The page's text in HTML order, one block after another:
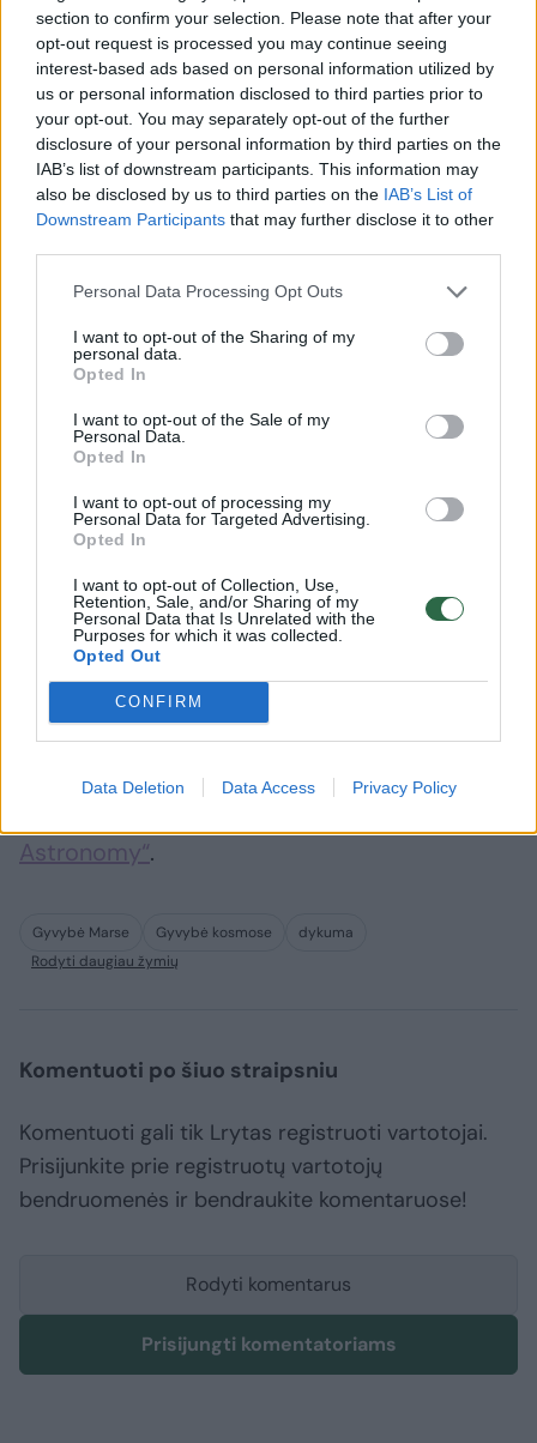
section to confirm your selection. Please note that after your
opt-out request is processed you may continue seeing
interest-based ads based on personal information utilized by
us or personal information disclosed to third parties prior to
your opt-out. You may separately opt-out of the further
disclosure of your personal information by third parties on the
IAB’s list of downstream participants. This information may
also be disclosed by us to third parties on the IAB’s List of
Downstream Participants that may further disclose it to other
Personal Data Processing Opt Outs
I want to opt-out of the Sharing of my
personal data.
Opted In
I want to opt-out of the Sale of my
Personal Data.
Opted In
I want to opt-out of processing my
Personal Data for Targeted Advertising.
Opted In
I want to opt-out of Collection, Use,
Retention, Sale, and/or Sharing of my
Personal Data that Is Unrelated with the
Purposes for which it was collected.
Opted Out
CONFIRM
Data Deletion Data Access Privacy Policy
Tie organizmai – įvairūs mikrobai, gyvenantys
druskų telkiniuose, uolose ir kristaluose.
Šiais duomenimis jie apmokė mašininio
mokymo algoritmą ir išbandė jį su kitomis
Atakamos nuotraukomis. Algoritmas nurodė,
kuriose vietose labiausiai tikėtina rasti
gyvybę. Jose tikri biopėdsakai aptinkti 60–
90 proc. atvejų, tuo tarpu ieškant atsitiktinai
– vos 10proc.
reikalingas paieškų laukas sumažėjo 7–30
kartų. Tokia sistema gali ypatingai paspartinti
vis gausėjančių Marso ir kitų planetų
paviršiaus duomenų analizę, ieškant tiek
gyvybės, tiek kitų išskirtinių regionų. Be to, ji
padės atsirinkti, iš kurių Marso vietų geriausia
imti mėginius pargabenimui į Žemę.
Astronomy“.
Gyvybė Marse Gyvybė kosmose
dykuma
Rodyti daugiau žymių
Komentuoti po šiuo straipsniu
Komentuoti gali tik Lrytas registruoti vartotojai.
Prisijunkite prie registruotų vartotojų
bendruomenės ir bendraukite komentaruose!
Rodyti komentarus
Prisijungti komentatoriams